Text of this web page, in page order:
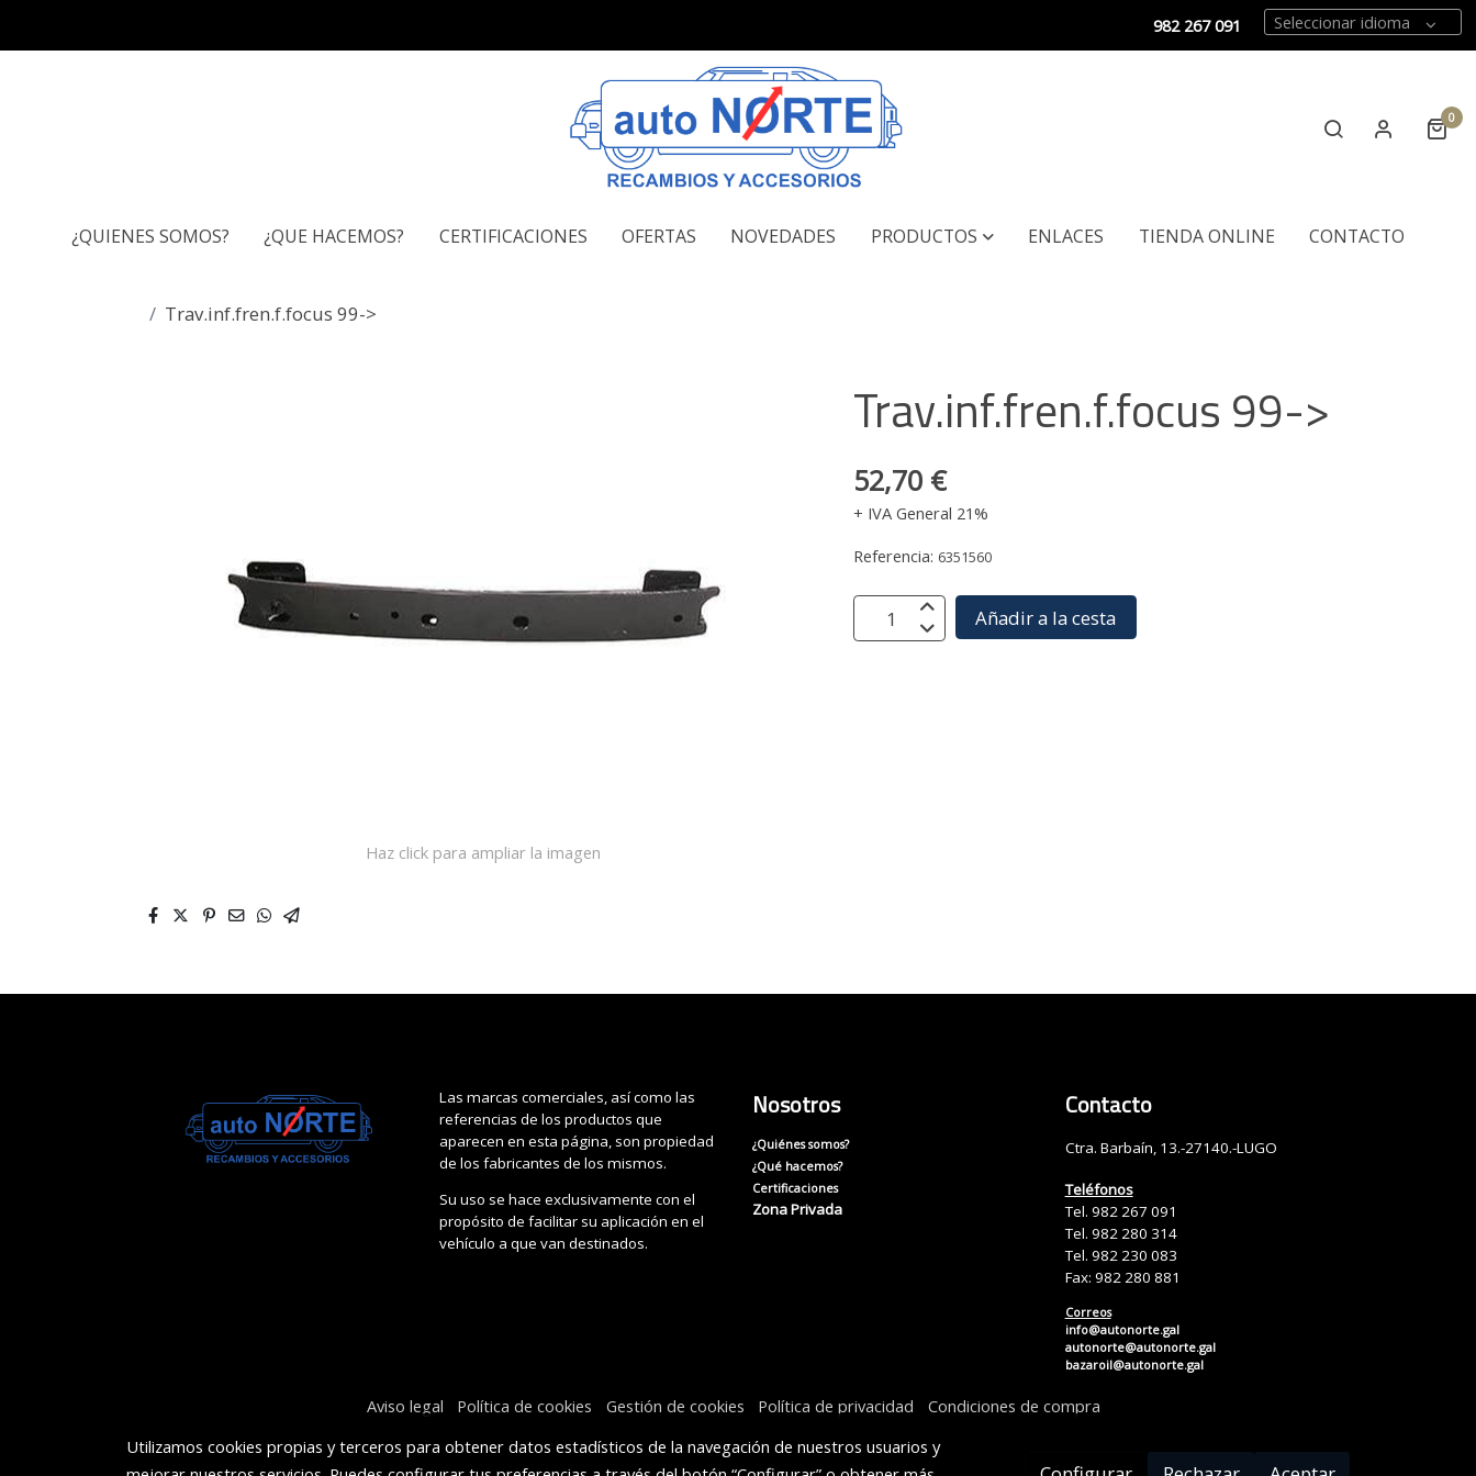
982 267 091 Seleccionar idioma
0
¿QUIENES SOMOS? ¿QUE HACEMOS? CERTIFICACIONES OFERTAS NOVEDADES PRODUCTOS ENLACES TIENDA ONLINE CONTACTO
Trav.inf.fren.f.focus 99->
Haz click para ampliar la imagen
Trav.inf.fren.f.focus 99->
52,70 €
+ IVA General 21%
Referencia: 6351560
Añadir a la cesta
Las marcas comerciales, así como las
referencias de los productos que
aparecen en esta página, son propiedad
de los fabricantes de los mismos.
Su uso se hace exclusivamente con el
propósito de facilitar su aplicación en el
vehículo a que van destinados.
Nosotros
¿Quiénes somos?
¿Qué hacemos?
Certificaciones
Zona Privada
Contacto
Ctra. Barbaín, 13.-27140.-LUGO
Teléfonos
Tel. 982 267 091
Tel. 982 280 314
Tel. 982 230 083
Fax: 982 280 881
Correos
info@autonorte.gal
autonorte@autonorte.gal
bazaroil@autonorte.gal
Aviso legal Política de cookies Gestión de cookies Política de privacidad
Condiciones de compra
Utilizamos cookies propias y terceros para obtener datos estadísticos de la navegación de nuestros usuarios y